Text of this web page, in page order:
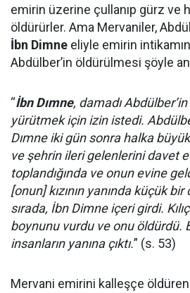
emirin üzerine çullanıp gürz ve
öldürürler. Ama Mervaniler,
İbn Dimne eliyle emirin
Abdülber’in öldürülmesi şöyle
“İbn Dımne, damadı
yürütmek için izin istedi.
Dımne iki gün sonra halka
ve şehrin ileri gelenlerini davet
toplandığında ve onun evine
[onun] kızının yanında küçük
sırada, İbn Dimne içeri girdi.
boynunu vurdu ve onu öldürdü.
insanların yanına çıktı.” (s. 53)
Mervani emirini kalleşçe öldüren